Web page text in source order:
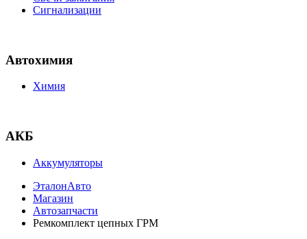
Сигнализации
Автохимия
Химия
АКБ
Аккумуляторы
ЭталонАвто
Магазин
Автозапчасти
Ремкомплект цепных ГРМ